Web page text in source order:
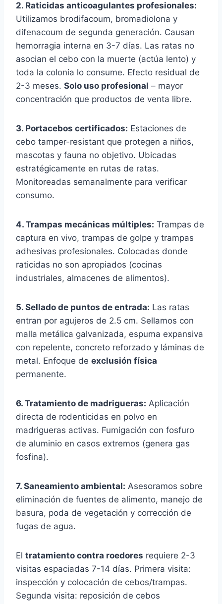
2. Raticidas anticoagulantes profesionales:
Utilizamos brodifacoum, bromadiolona y
difenacoum de segunda generación. Causan
hemorragia interna en 3-7 días. Las ratas no
asocian el cebo con la muerte (actúa lento) y
toda la colonia lo consume. Efecto residual de
2-3 meses. Solo uso profesional – mayor
concentración que productos de venta libre.
3. Portacebos certificados: Estaciones de
cebo tamper-resistant que protegen a niños,
mascotas y fauna no objetivo. Ubicadas
estratégicamente en rutas de ratas.
Monitoreadas semanalmente para verificar
consumo.
4. Trampas mecánicas múltiples: Trampas de
captura en vivo, trampas de golpe y trampas
adhesivas profesionales. Colocadas donde
raticidas no son apropiados (cocinas
industriales, almacenes de alimentos).
5. Sellado de puntos de entrada: Las ratas
entran por agujeros de 2.5 cm. Sellamos con
malla metálica galvanizada, espuma expansiva
con repelente, concreto reforzado y láminas de
metal. Enfoque de exclusión física
permanente.
6. Tratamiento de madrigueras: Aplicación
directa de rodenticidas en polvo en
madrigueras activas. Fumigación con fosfuro
de aluminio en casos extremos (genera gas
fosfina).
7. Saneamiento ambiental: Asesoramos sobre
eliminación de fuentes de alimento, manejo de
basura, poda de vegetación y corrección de
fugas de agua.
El tratamiento contra roedores requiere 2-3
visitas espaciadas 7-14 días. Primera visita:
inspección y colocación de cebos/trampas.
Segunda visita: reposición de cebos